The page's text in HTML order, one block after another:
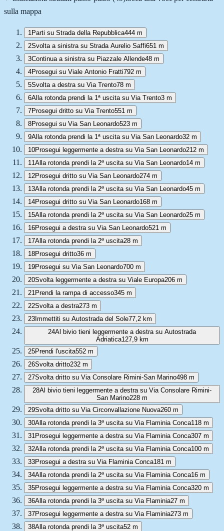
sulla mappa
1 Parti su Strada della Repubblica444 m
2Svolta a sinistra su Strada Aurelio Saffi651 m
3Continua a sinistra su Piazzale Allende48 m
4Prosegui su Viale Antonio Fratti792 m
5Svolta a destra su Via Trento78 m
6Alla rotonda prendi la 1ª uscita su Via Trento3 m
7Prosegui dritto su Via Trento551 m
8Prosegui su Via San Leonardo523 m
9Alla rotonda prendi la 1ª uscita su Via San Leonardo32 m
10Prosegui leggermente a destra su Via San Leonardo212 m
11Alla rotonda prendi la 2ª uscita su Via San Leonardo14 m
12Prosegui dritto su Via San Leonardo274 m
13Alla rotonda prendi la 2ª uscita su Via San Leonardo45 m
14Prosegui dritto su Via San Leonardo168 m
15Alla rotonda prendi la 2ª uscita su Via San Leonardo25 m
16Prosegui a destra su Via San Leonardo521 m
17Alla rotonda prendi la 2ª uscita28 m
18Prosegui dritto36 m
19Prosegui su Via San Leonardo700 m
20Svolta leggermente a destra su Viale Europa206 m
21 Prendi la rampa di accesso345 m
22Svolta a destra273 m
23Immettiti su Autostrada del Sole77,2 km
24Al bivio tieni leggermente a destra su Autostrada
Adriatica127,9 km
25Prendi l'uscita552 m
26Svolta dritto232 m
27Svolta dritto su Via Consolare Rimini-San Marino498 m
28Al bivio tieni leggermente a destra su Via Consolare Rimini-
San Marino228 m
29Svolta dritto su Via Circonvallazione Nuova260 m
30Alla rotonda prendi la 3ª uscita su Via Flaminia Conca118 m
31 Prosegui leggermente a destra su Via Flaminia Conca307 m
32Alla rotonda prendi la 2ª uscita su Via Flaminia Conca100 m
33Prosegui a destra su Via Flaminia Conca181 m
34Alla rotonda prendi la 2ª uscita su Via Flaminia Conca16 m
35Prosegui leggermente a destra su Via Flaminia Conca320 m
36Alla rotonda prendi la 3ª uscita su Via Flaminia27 m
37Prosegui leggermente a destra su Via Flaminia273 m
38Alla rotonda prendi la 3ª uscita52 m